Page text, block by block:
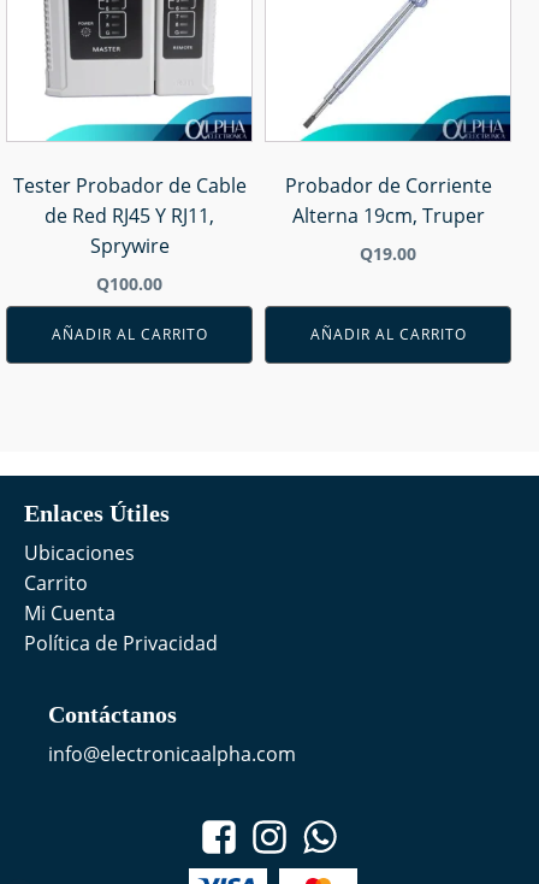
Tester Probador de Cable
de Red RJ45 Y RJ11,
Sprywire
Q100.00
AÑADIR AL CARRITO
Probador de Corriente
Alterna 19cm, Truper
Q19.00
AÑADIR AL CARRITO
Enlaces Útiles
Ubicaciones
Carrito
Mi Cuenta
Política de Privacidad
Contáctanos
info@electronicaalpha.com